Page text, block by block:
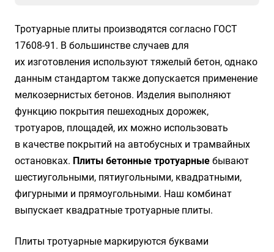
Тротуарные плиты производятся согласно ГОСТ
17608-91. В большинстве случаев для
их изготовления используют тяжелый бетон, однако
данным стандартом также допускается применение
мелкозернистых бетонов. Изделия выполняют
функцию покрытия пешеходных дорожек,
тротуаров, площадей, их можно использовать
в качестве покрытий на автобусных и трамвайных
остановках. Плиты бетонные тротуарные бывают
шестиугольными, пятиугольными, квадратными,
фигурными и прямоугольными. Наш комбинат
выпускает квадратные тротуарные плиты.
Плиты тротуарные маркируются буквами